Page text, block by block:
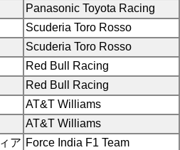
Panasonic Toyota Racing
Scuderia Toro Rosso
Scuderia Toro Rosso
Red Bull Racing
Red Bull Racing
AT&T Williams
AT&T Williams
ア Force India F1 Team